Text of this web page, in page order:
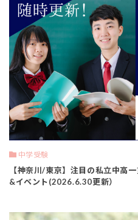
中学受験
【神奈川/東京】注目の私立中高
&イベント(2026.6.30更新）